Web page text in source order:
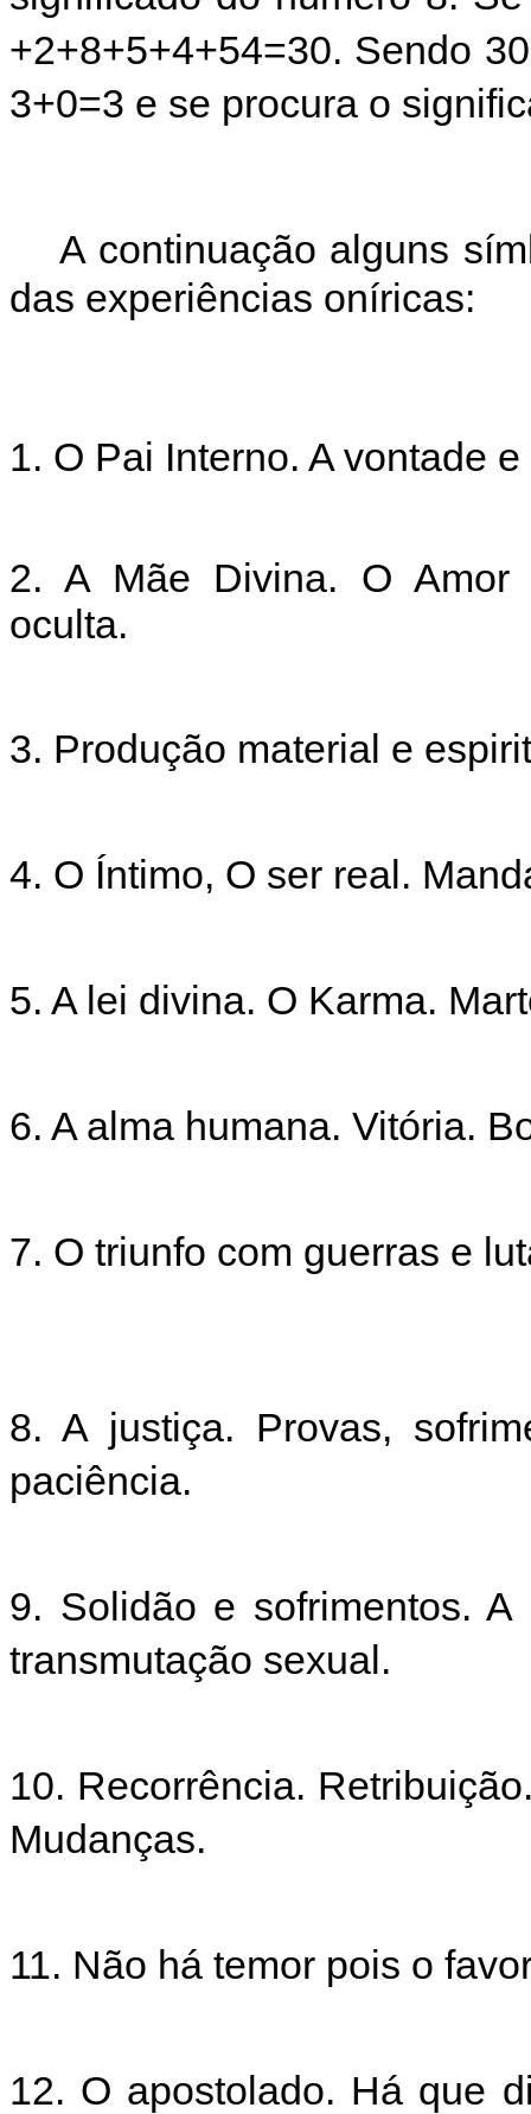
+2+8+5+4+54=30. Sendo
3+0=3 e se procura o
A continuação alguns
das experiências oníricas:
1. O Pai Interno. A vontade
2. A Mãe Divina. O Amor
oculta.
3. Produção material e
4. O Íntimo, O ser real.
5. A lei divina. O Karma.
6. A alma humana. Vitória.
7. O triunfo com guerras e
8. A justiça. Provas,
paciência.
9. Solidão e sofrimentos.
transmutação sexual.
10. Recorrência.
Mudanças.
11. Não há temor pois o
12. O apostolado. Há que